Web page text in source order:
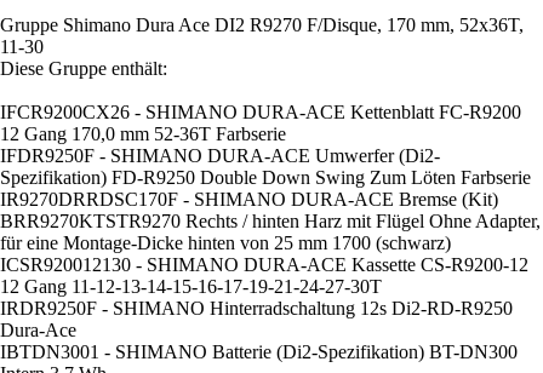
Gruppe Shimano Dura Ace DI2 R9270 F/Disque, 170 mm, 52x36T,
11-30
Diese Gruppe enthält:
IFCR9200CX26 - SHIMANO DURA-ACE Kettenblatt FC-R9200
12 Gang 170,0 mm 52-36T Farbserie
IFDR9250F - SHIMANO DURA-ACE Umwerfer (Di2-
Spezifikation) FD-R9250 Double Down Swing Zum Löten Farbserie
IR9270DRRDSC170F - SHIMANO DURA-ACE Bremse (Kit)
BRR9270KTSTR9270 Rechts / hinten Harz mit Flügel Ohne Adapter,
für eine Montage-Dicke hinten von 25 mm 1700 (schwarz)
ICSR920012130 - SHIMANO DURA-ACE Kassette CS-R9200-12
12 Gang 11-12-13-14-15-16-17-19-21-24-27-30T
IRDR9250F - SHIMANO Hinterradschaltung 12s Di2-RD-R9250
Dura-Ace
IBTDN3001 - SHIMANO Batterie (Di2-Spezifikation) BT-DN300